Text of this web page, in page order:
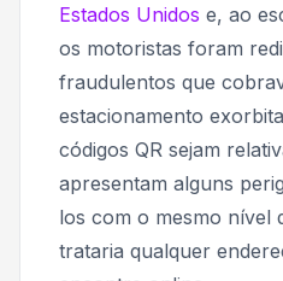
Estados Unidos e, ao
os motoristas foram
fraudulentos que
estacionamento
códigos QR sejam
apresentam alguns
los com o mesmo nível
trataria qualquer